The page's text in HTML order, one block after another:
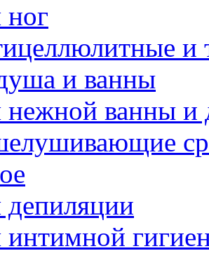
и
и ванны
нежной ванны и
интимной